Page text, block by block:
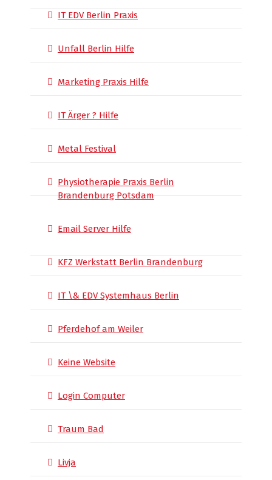
IT EDV Berlin Praxis
Unfall Berlin Hilfe
Marketing Praxis Hilfe
IT Ärger ? Hilfe
Metal Festival
Physiotherapie Praxis Berlin
Brandenburg Potsdam
Email Server Hilfe
KFZ Werkstatt Berlin Brandenburg
IT \& EDV Systemhaus Berlin
Pferdehof am Weiler
Keine Website
Login Computer
Traum Bad
Livja